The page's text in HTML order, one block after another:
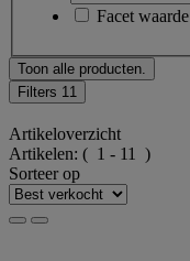
Facet waarde
Toon alle producten.
Filters 11
Artikeloverzicht
Artikelen: ( 1 - 11 )
Sorteer op